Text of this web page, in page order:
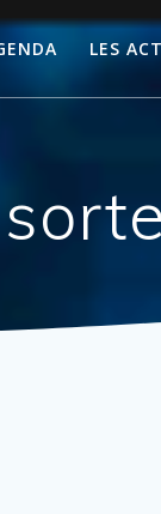
LES